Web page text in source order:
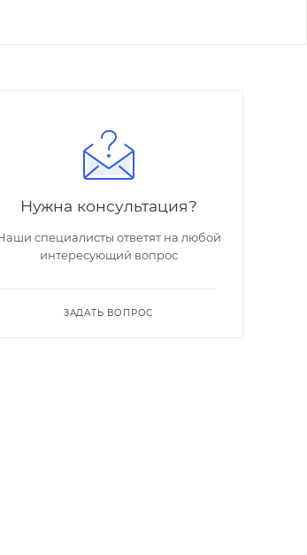
Нужна консультация?
специалисты ответят на любой
интересующий вопрос
ЗАДАТЬ ВОПРОС